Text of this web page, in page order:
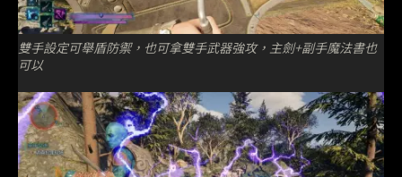
雙手設定可舉盾防禦，也可拿雙手武器強攻，主劍+副手魔法書也
可以